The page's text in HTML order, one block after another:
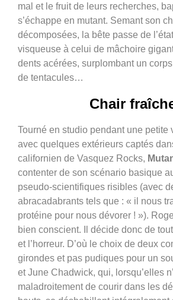
mal et le fruit de leurs recherches,
s’échappe en mutant. Semant son
décomposées, la bête passe de
visqueuse à celui de mâchoire
dents acérées, surplombant un
de tentacules…
Chair
Tourné en studio pendant une petite
avec quelques extérieurs captés
californien de Vasquez Rocks,
contenter de son scénario basique
pseudo-scientifiques risibles (avec
abracadabrants tels que : « il nous
protéine pour nous dévorer ! »).
bien conscient. Il décide donc de
et l’horreur. D’où le choix de deux
girondes et pas pudiques pour un
et June Chadwick, qui, lorsqu’elles
maladroitement de courir dans les